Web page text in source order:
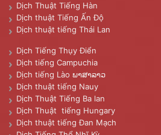
Dịch Thuật Tiếng Hàn
Dịch thuật Tiếng Ấn Độ
Dịch thuật tiếng Thái Lan
Dịch Tiếng Thụy Điển
Dịch tiếng Campuchia
Dịch tiếng Lào ພາສາລາວ
Dịch thuật tiếng Nauy
Dịch Thuật Tiếng Ba lan
Dịch Thuật tiếng Hungary
Dịch thuật tiếng Đan Mạch